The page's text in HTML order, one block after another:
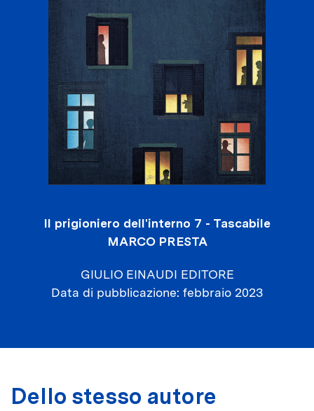
Il prigioniero dell'interno 7 - Tascabile
MARCO PRESTA
GIULIO EINAUDI EDITORE
Data di pubblicazione febbraio 2023
Dello stesso autore